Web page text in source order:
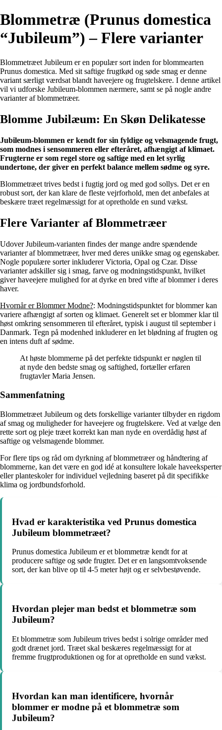
Blommetræ (Prunus domestica
“Jubileum”) – Flere varianter
Blommetræet Jubileum er en populær sort inden for blommearten
Prunus domestica. Med sit saftige frugtkød og søde smag er denne
variant særligt værdsat blandt haveejere og frugtelskere. I denne artikel
vil vi udforske Jubileum-blommen nærmere, samt se på nogle andre
varianter af blommetræer.
Blomme Jubilæum: En Skøn Delikatesse
Jubileum-blommen er kendt for sin fyldige og velsmagende frugt,
som modnes i sensommeren eller efteråret, afhængigt af klimaet.
Frugterne er som regel store og saftige med en let syrlig
undertone, der giver en perfekt balance mellem sødme og syre.
Blommetræet trives bedst i fugtig jord og med god sollys. Det er en
robust sort, der kan klare de fleste vejrforhold, men det anbefales at
beskære træet regelmæssigt for at opretholde en sund vækst.
Flere Varianter af Blommetræer
Udover Jubileum-varianten findes der mange andre spændende
varianter af blommetræer, hver med deres unikke smag og egenskaber.
Nogle populære sorter inkluderer Victoria, Opal og Czar. Disse
varianter adskiller sig i smag, farve og modningstidspunkt, hvilket
giver haveejere mulighed for at dyrke en bred vifte af blommer i deres
haver.
Hvornår er Blommer Modne?: Modningstidspunktet for blommer kan
variere afhængigt af sorten og klimaet. Generelt set er blommer klar til
høst omkring sensommeren til efteråret, typisk i august til september i
Danmark. Tegn på modenhed inkluderer en let blødning af frugten og
en intens duft af sødme.
At høste blommerne på det perfekte tidspunkt er nøglen til
at nyde den bedste smag og saftighed, fortæller erfaren
frugtavler Maria Jensen.
Sammenfatning
Blommetræet Jubileum og dets forskellige varianter tilbyder en rigdom
af smag og muligheder for haveejere og frugtelskere. Ved at vælge den
rette sort og pleje træet korrekt kan man nyde en overdådig høst af
saftige og velsmagende blommer.
For flere tips og råd om dyrkning af blommetræer og håndtering af
blommerne, kan det være en god idé at konsultere lokale haveeksperter
eller planteskoler for individuel vejledning baseret på dit specifikke
klima og jordbundsforhold.
Hvad er karakteristika ved Prunus domestica
Jubileum blommetræet?
Prunus domestica Jubileum er et blommetræ kendt for at
producere saftige og søde frugter. Det er en langsomtvoksende
sort, der kan blive op til 4-5 meter højt og er selvbestøvende.
Hvordan plejer man bedst et blommetræ som
Jubileum?
Et blommetræ som Jubileum trives bedst i solrige områder med
godt drænet jord. Træet skal beskæres regelmæssigt for at
fremme frugtproduktionen og for at opretholde en sund vækst.
Hvordan kan man identificere, hvornår
blommer er modne på et blommetræ som
Jubileum?